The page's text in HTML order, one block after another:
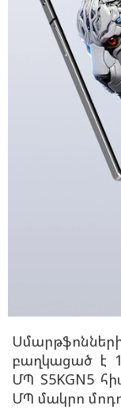
բաղկացած է
ՄՊ S5KGN5
ՄՊ մակրո